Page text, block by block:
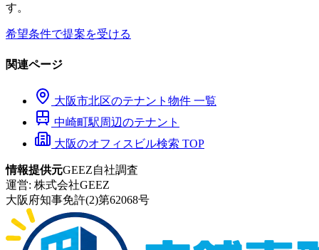
す。
希望条件で提案を受ける
関連ページ
大阪市北区のテナント物件 一覧
中崎町駅周辺のテナント
大阪のオフィスビル検索 TOP
情報提供元GEEZ自社調査
運営: 株式会社GEEZ
大阪府知事免許(2)第62068号